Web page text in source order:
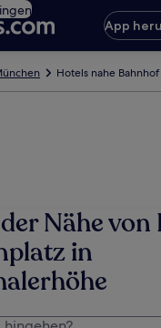
App
Hotels nahe
Nähe
in